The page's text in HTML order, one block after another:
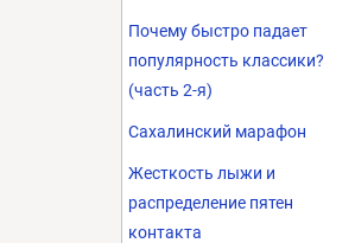
Почему быстро падает
популярность классики?
(часть 2-я)
Сахалинский марафон
Жесткость лыжи и
распределение пятен
контакта